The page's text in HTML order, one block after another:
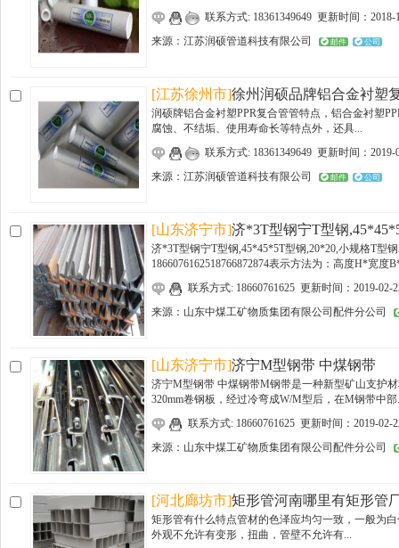
联系方式: 18361349649 更新时间：2018-
来源： 江苏润硕管道科技有限公司 邮件 公司
[江苏徐州市]徐州润硕品牌铝合金衬塑
润硕牌铝合金衬塑PPR复合管管特点，铝合金衬塑
腐蚀、不结垢、使用寿命长等特点外，还具...
联系方式: 18361349649 更新时间：2019-
来源： 江苏润硕管道科技有限公司 邮件 公司
[山东济宁市]济*3T型钢宁T型钢
济*3T型钢宁T型钢,45*45*5T型钢,20*20,小规格T型
1866076162518766872874表示方法为：高度H*宽度
联系方式: 18660761625 更新时间：2019-02-
来源： 山东中煤工矿物质集团有限公司配件分公司
[山东济宁市]济宁M型钢带 中煤钢带
济宁M型钢带 中煤钢带M钢带是一种新型矿山支护
320mm卷钢板，经过冷弯成W/M型后，在M钢带中部
联系方式: 18660761625 更新时间：2019-02-
来源： 山东中煤工矿物质集团有限公司配件分公司
[河北廊坊市]矩形管河南哪里有矩形管
矩形管有什么特点管材的色泽应均匀一致，一般为
外观不允许有变形，扭曲，管壁不允许有...